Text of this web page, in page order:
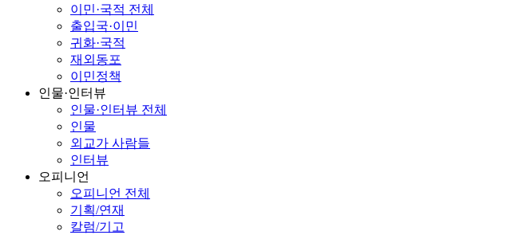
이민·국적 전체
출입국·이민
귀화·국적
재외동포
이민정책
인물·인터뷰
인물·인터뷰 전체
인물
외교가 사람들
인터뷰
오피니언
오피니언 전체
기획/연재
칼럼/기고